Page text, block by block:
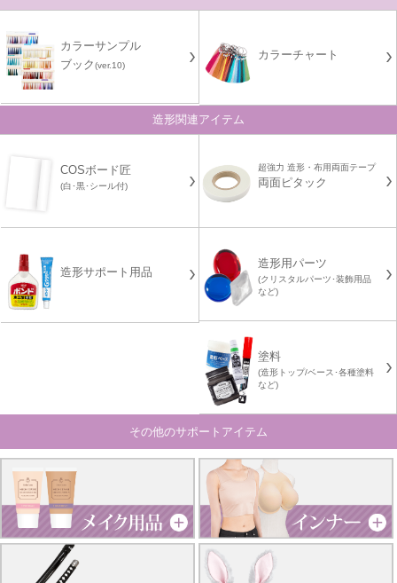
カラーサンプル
ブック(ver.10)
カラーチャート
造形関連アイテム
COSボード匠
(白･黒･シール付)
超強力 造形・布用両面テープ
両面ピタック
造形サポート用品
造形用パーツ
(クリスタルパーツ･装飾用品
など)
塗料
(造形トップ/ベース･各種塗料
など)
その他のサポートアイテム